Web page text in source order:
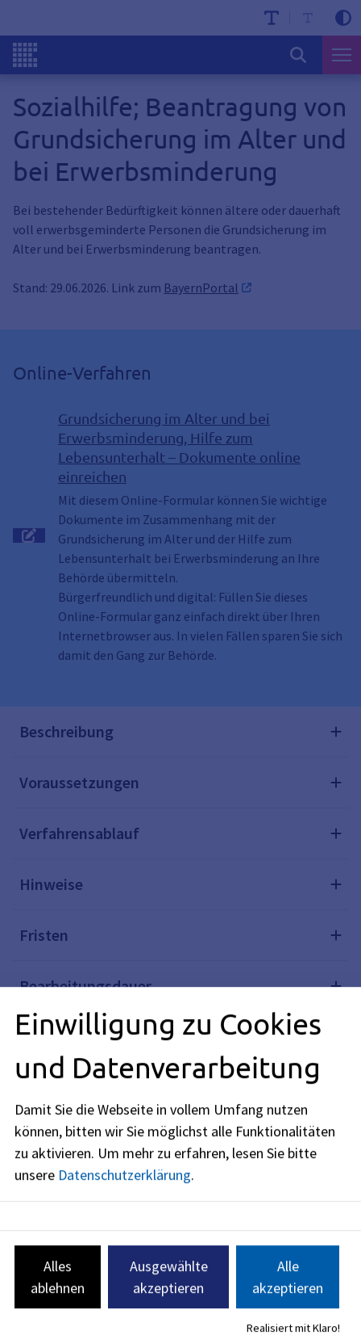
Sozialhilfe; Beantragung von
Grundsicherung im Alter und
bei Erwerbsminderung
Bei bestehender Bedürftigkeit können ältere oder dauerhaft
voll erwerbsgeminderte Personen die Grundsicherung im
Alter und bei Erwerbsminderung beantragen.
Stand: 29.06.2026. Link zum BayernPortal
Online-Verfahren
Grundsicherung im Alter und bei
Erwerbsminderung, Hilfe zum
Lebensunterhalt – Dokumente online
einreichen
Mit diesem Online-Formular können Sie wichtige
Dokumente im Zusammenhang mit der
Grundsicherung im Alter und der Hilfe zum
Lebensunterhalt bei Erwerbsminderung an Ihre
Behörde übermitteln.
Bürgerfreundlich und digital: Füllen Sie dieses
Online-Formular ganz einfach direkt über Ihren
Internetbrowser aus. In vielen Fällen sparen Sie sich
damit den Gang zur Behörde.
Beschreibung
Voraussetzungen
Verfahrensablauf
Hinweise
Fristen
Bearbeitungsdauer
Erforderliche Unterlagen
Kosten
Verwandte Themen
Redaktionell verantwortlich: Bayerisches Staatsministerium
BayernPortal )
Einwilligung zu Cookies
und Datenverarbeitung
Damit Sie die Webseite in vollem Umfang nutzen
können, bitten wir Sie möglichst alle Funktionalitäten
zu aktivieren. Um mehr zu erfahren, lesen Sie bitte
unsere Datenschutzerklärung.
Alles
ablehnen
Ausgewählte
akzeptieren
Alle
akzeptieren
Realisiert mit Klaro!